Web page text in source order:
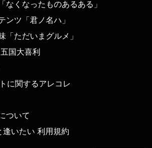
なくなったものあるある」
ンツ「君ノ名ハ」
「ただいまグルメ」
国大喜利
に関するアレコレ
ついて
いたい 利用規約